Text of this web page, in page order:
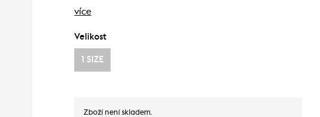
více
Velikost
1 SIZE
Zboží není skladem.